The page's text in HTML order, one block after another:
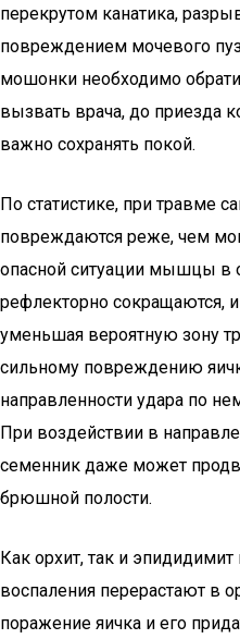
перекрутом канатика,
повреждением мочевого
мошонки необходимо
вызвать врача, до приезда
важно сохранять покой.
По статистике, при травме
повреждаются реже, чем
опасной ситуации мышцы в
рефлекторно сокращаются,
уменьшая вероятную зону
сильному повреждению
направленности удара по
При воздействии в
семенник даже может
брюшной полости.
Как орхит, так и эпидидимит
воспаления перерастают в
поражение яичка и его